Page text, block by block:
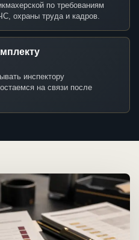
по требованиям
охраны труда и кадров.
инспектору
на связи после